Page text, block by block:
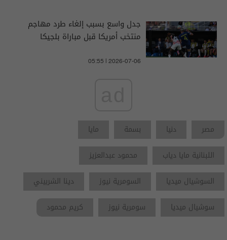
جدل واسع بسبب إلغاء طرد مهاجم
منتخب أمريكا قبل مباراة بلجيكا
05:55 | 2026-07-06
مصر دنيا بسمة
مايا
اللبنانية مايا دياب
محمود عبدالعزيز
السوشيال ميديا
السومرية نيوز
دينا الشربيني
سوشيال ميديا
سومرية نيوز كريم محمود